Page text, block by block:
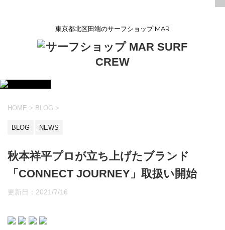
東京都北区田端のサーフショップ MAR
HOME > BLOG >
BLOG NEWS
秋本祥平プロが立ち上げたブランド
「CONNECT JOURNEY」取扱い開始
更新日： 2021/7/16